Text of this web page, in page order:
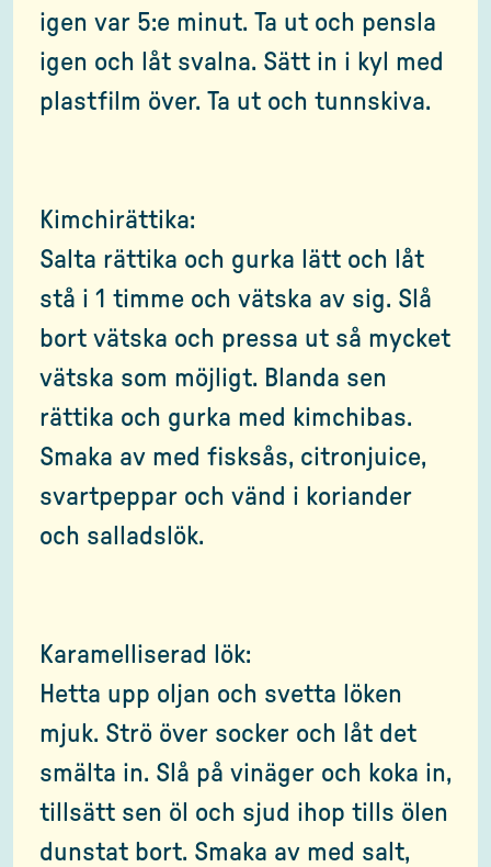
igen var 5:e minut. Ta ut och pensla
igen och låt svalna. Sätt in i kyl med
plastfilm över. Ta ut och tunnskiva.
Kimchirättika:
Salta rättika och gurka lätt och låt
stå i 1 timme och vätska av sig. Slå
bort vätska och pressa ut så mycket
vätska som möjligt. Blanda sen
rättika och gurka med kimchibas.
Smaka av med fisksås, citronjuice,
svartpeppar och vänd i koriander
och salladslök.
Karamelliserad lök:
Hetta upp oljan och svetta löken
mjuk. Strö över socker och låt det
smälta in. Slå på vinäger och koka in,
tillsätt sen öl och sjud ihop tills ölen
dunstat bort. Smaka av med salt,